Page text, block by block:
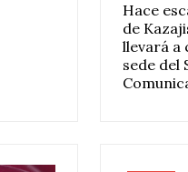
Hace
de
llevará a
sede del